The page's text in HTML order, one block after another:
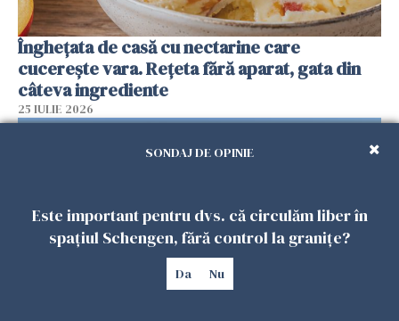
Înghețata de casă cu nectarine care
cucerește vara. Rețeta fără aparat, gata din
câteva ingrediente
25 IULIE 2026
SONDAJ DE OPINIE
Este important pentru dvs. că circulăm liber în
spațiul Schengen, fără control la granițe?
Da Nu